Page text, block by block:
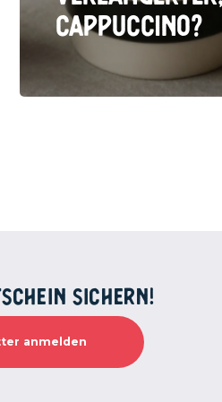
Cappuccino?
SICHERN!